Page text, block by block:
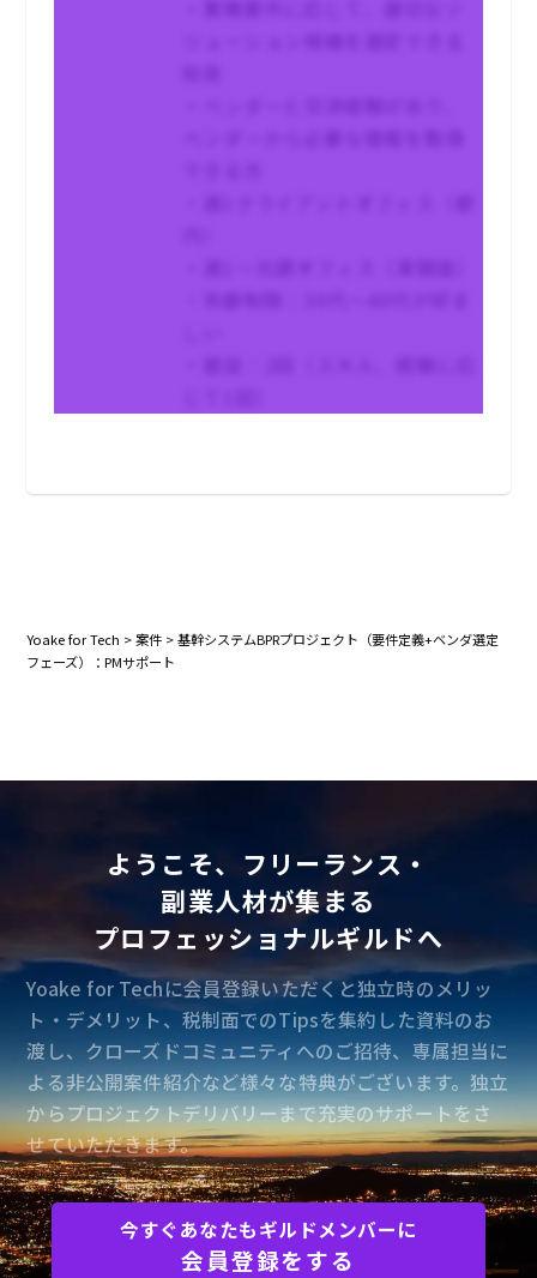
Yoake for Tech >案件 >基幹システムBPRプロジェクト（要件定義+ベンダ選定
フェーズ）：PMサポート
ようこそ、フリーランス・
副業人材が集まる
プロフェッショナルギルドへ
Yoake for Techに会員登録いただくと独立時のメリッ
ト・デメリット、税制面でのTipsを集約した資料のお
渡し、クローズドコミュニティへのご招待、専属担当に
よる非公開案件紹介など様々な特典がございます。独立
からプロジェクトデリバリーまで充実のサポートをさ
せていただきます。
今すぐあなたもギルドメンバーに
会員登録をする